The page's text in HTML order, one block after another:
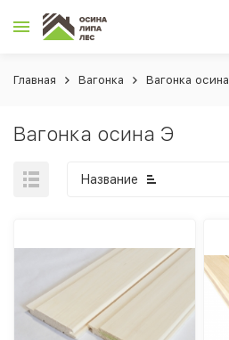
Главная Вагонка Вагонка осина
Вагонка осина Э
Название